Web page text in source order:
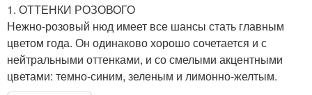
1. ОТТЕНКИ РОЗОВОГО
Нежно-розовый нюд имеет все шансы стать главным
цветом года. Он одинаково хорошо сочетается и с
нейтральными оттенками, и со смелыми акцентными
цветами: темно-синим, зеленым и лимонно-желтым.